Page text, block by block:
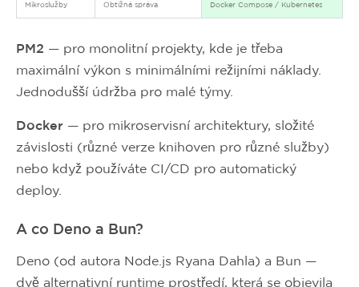
Mikroslužby Obtížná správa Docker Compose / Kubernetes
PM2 — pro monolitní projekty, kde je třeba
maximální výkon s minimálními režijními náklady.
Jednodušší údržba pro malé týmy.
Docker — pro mikroservisní architektury, složité
závislosti (různé verze knihoven pro různé služby)
nebo když používáte CI/CD pro automatický
deploy.
A co Deno a Bun?
Deno (od autora Node.js Ryana Dahla) a Bun —
dvě alternativní runtime prostředí, která se objevila